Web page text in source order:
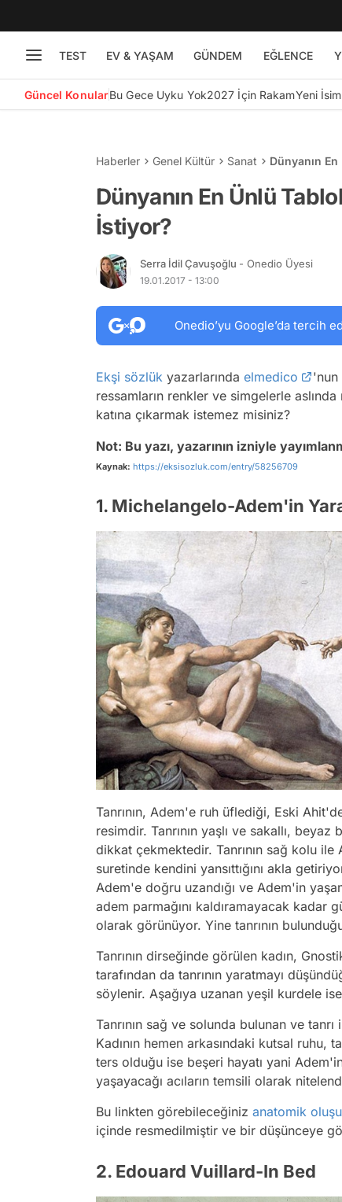
TEST EV & YAŞAM GÜNDEM EĞLENCE
Güncel KonularBu Gece Uyku Yok2027 İçin RakamYeni
Haberler Genel Kültür Sanat Dünyanın
Dünyanın En Ünlü
İstiyor?
Serra İdil Çavuşoğlu - Onedio Üyesi
19.01.2017 - 13:00
Onedio’yu Google’da tercih
Ekşi sözlük yazarlarında elmedico 'nun
ressamların renkler ve simgelerle
katına çıkarmak istemez misiniz?
Not: Bu yazı, yazarının izniyle
Kaynak: https://eksisozluk.com/entry/58256709
1. Michelangelo-Adem'in
Tanrının, Adem'e ruh üflediği, Eski
resimdir. Tanrının yaşlı ve sakallı,
dikkat çekmektedir. Tanrının sağ kolu ile
suretinde kendini yansıttığını akla
Adem'e doğru uzandığı ve Adem'in
adem parmağını kaldıramayacak kadar
olarak görünüyor. Yine tanrının
Tanrının dirseğinde görülen kadın,
tarafından da tanrının yaratmayı
söylenir. Aşağıya uzanan yeşil kurdele
Tanrının sağ ve solunda bulunan ve
Kadının hemen arkasındaki kutsal ruhu,
ters olduğu ise beşeri hayatı yani
yaşayacağı acıların temsili olarak
Bu linkten görebileceğiniz anatomik
içinde resmedilmiştir ve bir düşünceye
2. Edouard Vuillard-In Bed